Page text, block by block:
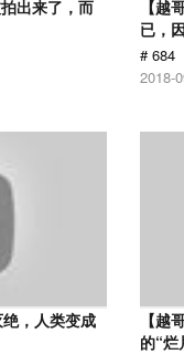
出来了，而
【
已，
# 684
2018-
，人类变成
【越
的“烂